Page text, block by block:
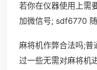
若你在仪器使用上需
加微信号; sdf6770 随
麻将机作弊合法吗;普
过一些无需对麻将机